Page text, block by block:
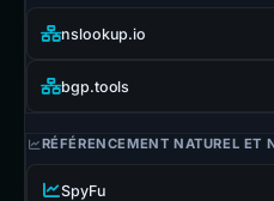
nslookup.io
bgp.tools
RÉFÉRENCEMENT NATUREL ET
SpyFu